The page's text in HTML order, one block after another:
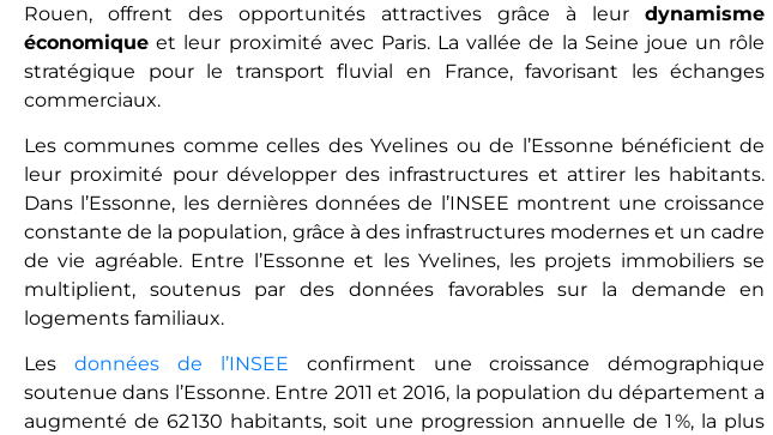
Rouen, offrent des opportunités attractives grâce à leurdynamisme
économique et leur proximité avec Paris. La vallée de la Seine joue un rôle
stratégique pour le transport fluvial en France, favorisant les échanges
commerciaux.
Les communes comme celles des Yvelines ou de l’Essonne bénéficient de
leur proximité pour développer des infrastructures et attirer les habitants.
Dans l’Essonne, les dernières données de l’INSEE montrent une croissance
constante de la population, grâce à des infrastructures modernes et un cadre
de vie agréable. Entre l’Essonne et les Yvelines, les projets immobiliers se
multiplient, soutenus par des données favorables sur la demande en
logements familiaux.
Les données de l’INSEE confirment une croissance démographique
soutenue dans l’Essonne. Entre 2011 et 2016, la population du département a
augmenté de 62 130 habitants, soit une progression annuelle de 1 %, la plus